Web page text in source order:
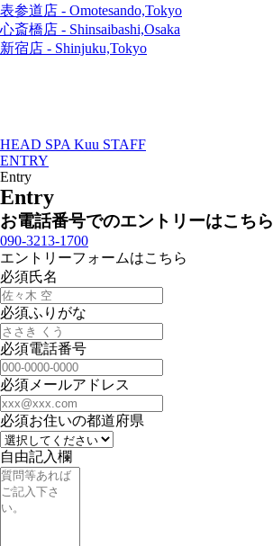
表参道店 - Omotesando,Tokyo
心斎橋店 - Shinsaibashi,Osaka
新宿店 - Shinjuku,Tokyo
HEAD SPA Kuu STAFF
ENTRY
Entry
Entry
お電話番号でのエントリーはこちら
090-3213-1700
エントリーフォームはこちら
必須氏名
必須ふりがな
必須電話番号
必須 メールアドレス
必須お住いの都道府県
自由記入欄